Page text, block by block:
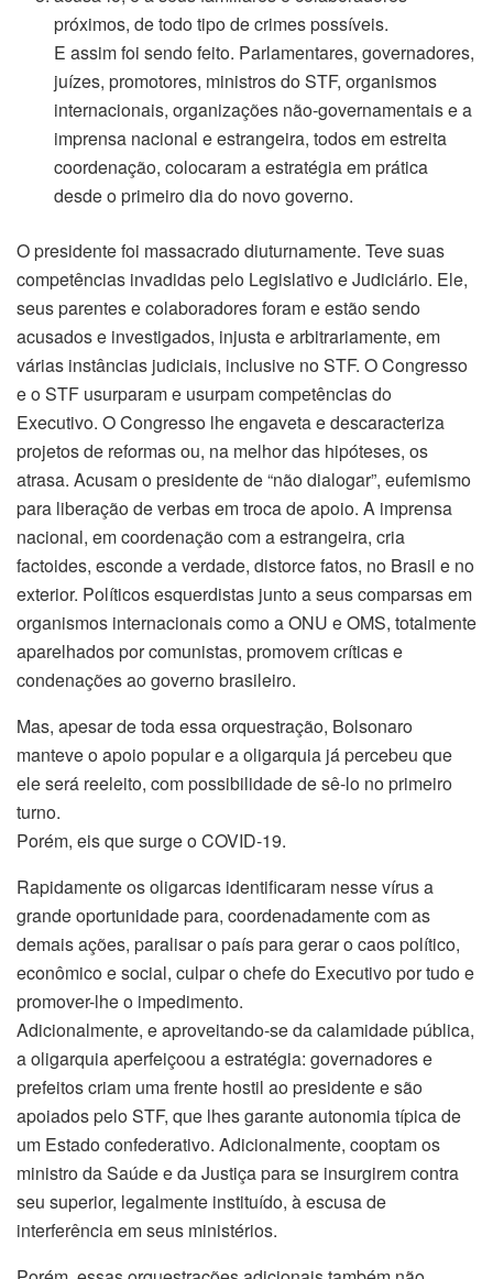
próximos, de todo tipo de crimes possíveis.
E assim foi sendo feito. Parlamentares, governadores,
juízes, promotores, ministros do STF, organismos
internacionais, organizações não-governamentais e a
imprensa nacional e estrangeira, todos em estreita
coordenação, colocaram a estratégia em prática
desde o primeiro dia do novo governo.
O presidente foi massacrado diuturnamente. Teve suas
competências invadidas pelo Legislativo e Judiciário. Ele,
seus parentes e colaboradores foram e estão sendo
acusados e investigados, injusta e arbitrariamente, em
várias instâncias judiciais, inclusive no STF. O Congresso
e o STF usurparam e usurpam competências do
Executivo. O Congresso lhe engaveta e descaracteriza
projetos de reformas ou, na melhor das hipóteses, os
atrasa. Acusam o presidente de “não dialogar”, eufemismo
para liberação de verbas em troca de apoio. A imprensa
nacional, em coordenação com a estrangeira, cria
factoides, esconde a verdade, distorce fatos, no Brasil e no
exterior. Políticos esquerdistas junto a seus comparsas em
organismos internacionais como a ONU e OMS, totalmente
aparelhados por comunistas, promovem críticas e
condenações ao governo brasileiro.
Mas, apesar de toda essa orquestração, Bolsonaro
manteve o apoio popular e a oligarquia já percebeu que
ele será reeleito, com possibilidade de sê-lo no primeiro
turno.
Porém, eis que surge o COVID-19.
Rapidamente os oligarcas identificaram nesse vírus a
grande oportunidade para, coordenadamente com as
demais ações, paralisar o país para gerar o caos político,
econômico e social, culpar o chefe do Executivo por tudo e
promover-lhe o impedimento.
Adicionalmente, e aproveitando-se da calamidade pública,
a oligarquia aperfeiçoou a estratégia: governadores e
prefeitos criam uma frente hostil ao presidente e são
apoiados pelo STF, que lhes garante autonomia típica de
um Estado confederativo. Adicionalmente, cooptam os
ministro da Saúde e da Justiça para se insurgirem contra
seu superior, legalmente instituído, à escusa de
interferência em seus ministérios.